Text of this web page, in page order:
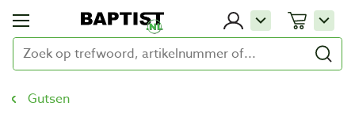
Gutsen